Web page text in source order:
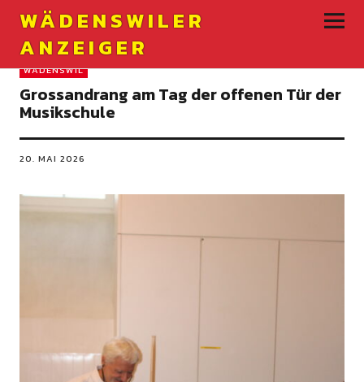
WÄDENSWILER
ANZEIGER
WÄDENSWIL
Grossandrang am Tag der offenen Tür der
Musikschule
20. MAI 2026